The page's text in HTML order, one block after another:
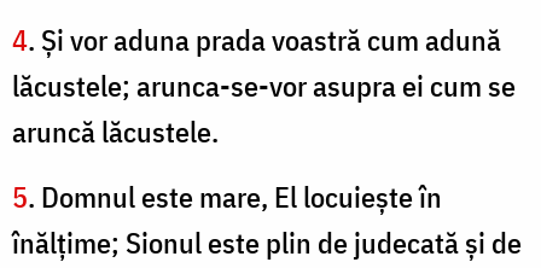
4. Şi vor aduna prada voastră cum adună
lăcustele; arunca-se-vor asupra ei cum se
aruncă lăcustele.
5. Domnul este mare, El locuieşte în
înălţime; Sionul este plin de judecată şi de